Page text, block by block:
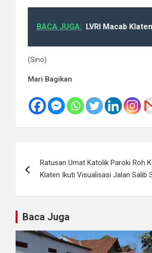
BACA JUGA: LVRI Macab
(Sino)
Mari Bagikan
posRatusan Umat Katolik Paroki Roh
Klaten Ikuti Visualisasi Jalan Salib
Baca Juga